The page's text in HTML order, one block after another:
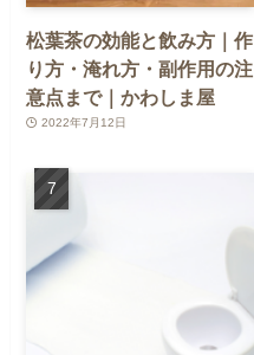
松葉茶の効能と飲み方｜作
り方・淹れ方・副作用の注
意点まで｜かわしま屋
2022年7月12日